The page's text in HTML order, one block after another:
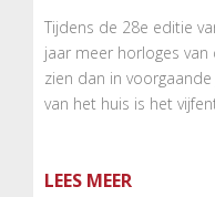
Tijdens de 28e editie
jaar meer horloges
zien dan in
van het huis is het
LEES MEER